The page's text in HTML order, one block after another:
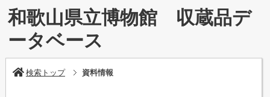
和歌山県立博物館 収蔵品デ
ータベース
検索トップ 資料情報